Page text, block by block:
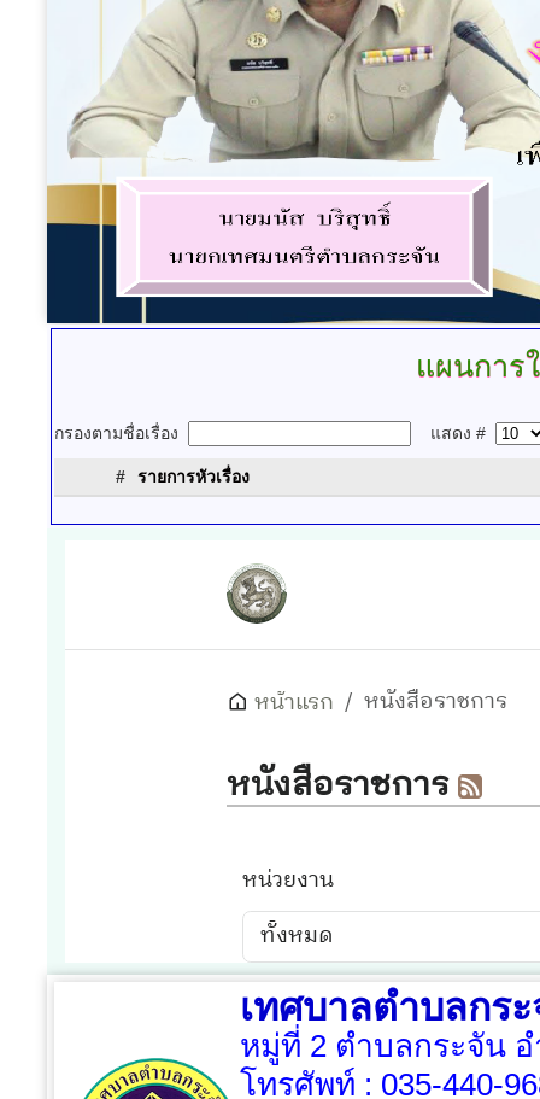
แผนการ
กรองตามชื่อเรื่อง แสดง #
# รายการหัวเรื่อง
เทศบาลตำบลกร
หมู่ที่ 2 ตำบลกระจัน
โทรศัพท์ : 035-440-